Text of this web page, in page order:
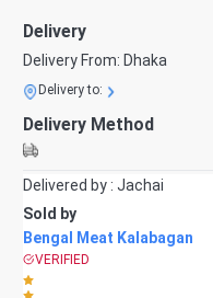
Delivery
Delivery From: Dhaka
Delivery to:
Delivery Method
Delivered by : Jachai
Sold by
Bengal Meat Kalabagan
VERIFIED